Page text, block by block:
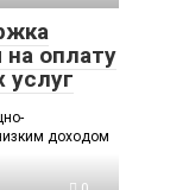
оплату
доходом